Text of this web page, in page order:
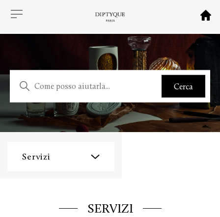
Servizi
SERVIZI